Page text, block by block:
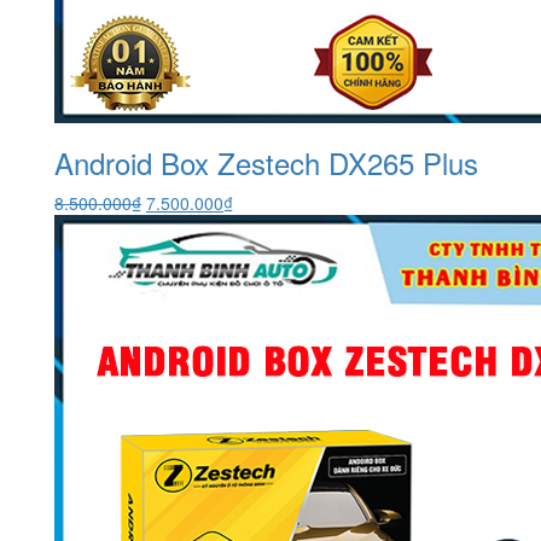
Android Box Zestech DX265 Plus
8.500.000₫ Giá
gốc
là:
8.500.000₫.
7.500.000₫Giá
hiện
tại
là: